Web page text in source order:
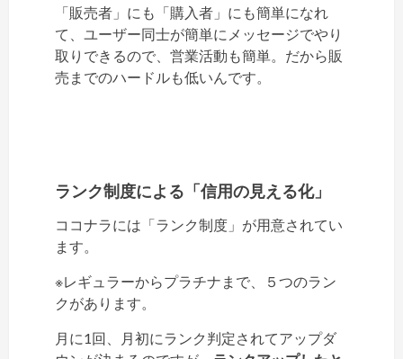
「販売者」にも「購入者」にも簡単になれ
て、ユーザー同士が簡単にメッセージでやり
取りできるので、営業活動も簡単。だから販
売までのハードルも低いんです。
ランク制度による「信用の見える化」
ココナラには「ランク制度」が用意されてい
ます。
※レギュラーからプラチナまで、５つのラン
クがあります。
月に1回、月初にランク判定されてアップダ